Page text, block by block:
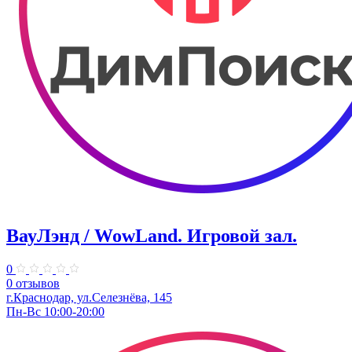
ВауЛэнд / WowLand. ​Игровой зал.
0
0 отзывов
г.Краснодар, ул.Селезнёва, 145
Пн-Вс 10:00-20:00